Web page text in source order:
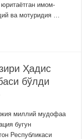
имом-
ва мотуридия …
Ҳадис
бўлди
миллий мудофаа
бугун
Республикаси